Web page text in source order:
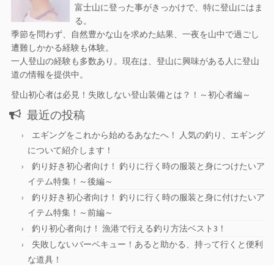
富士山に登った事がきっかけで、特に登山にはま
る。
季節を問わず、自然豊かな山を求めた結果、一夜を山中で過ごし
遭難しかかる経験も体験。
一人登山の経験も多数あり。現在は、登山に興味がある人に登山
道の情報を提供中。
登山初心者は必見！失敗しない登山装備とは？！～初心者編～
最近の投稿
エギングをこれから始めるあなたへ！ 人気の釣り、エギング
について紹介します！
釣り好き初心者向け！ 釣りに行く時の服装と身につけたいア
イテム特集！～後編～
釣り好き初心者向け！ 釣りに行く時の服装と身に付けたいア
イテム特集！～前編～
釣り初心者向け！ 漁港で行える釣り方法ベスト3！
失敗しないバーベキュー！あると助かる、持って行くと便利
な道具！